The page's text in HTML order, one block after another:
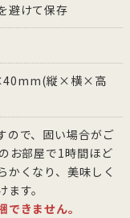
避けて保存
縦×横×高
ので、固い場合がご
お部屋で1時間ほど
かくなり、美味しく
す。
きません。